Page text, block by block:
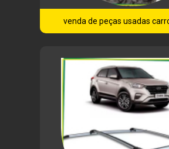
venda de peças usadas